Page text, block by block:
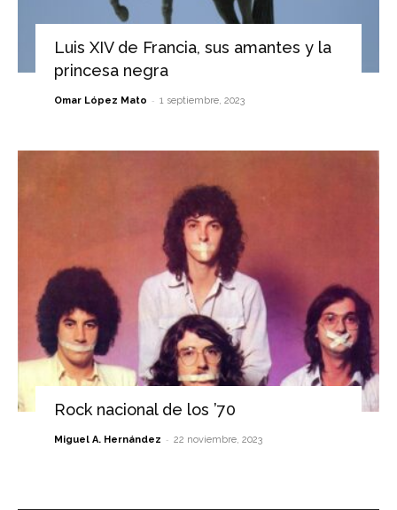
Luis XIV de Francia, sus amantes y la
princesa negra
Omar López Mato - 1 septiembre, 2023
Rock nacional de los ’70
Miguel A. Hernández - 22 noviembre, 2023